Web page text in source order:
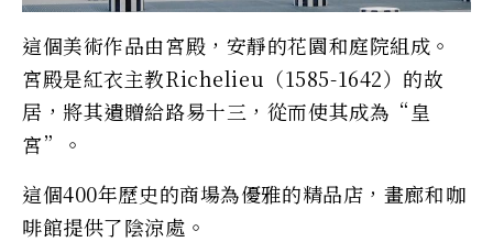
這個美術作品由宮殿，安靜的花園和庭院組成。
宮殿是紅衣主教Richelieu（1585-1642）的故
居，將其遺贈給路易十三，從而使其成為“皇
宮”。
這個400年歷史的商場為優雅的精品店，畫廊和咖
啡館提供了陰涼處。